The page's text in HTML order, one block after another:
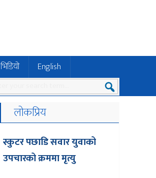
भिडियो English
लोकप्रिय
स्कुटर पछाडि सवार युवाको
उपचारको क्रममा मृत्यु